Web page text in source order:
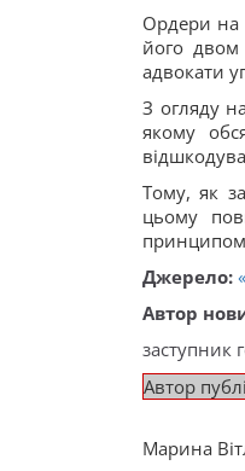
Ордери на
його двом
адвокати
З огляду
якому
Тому, як
цьому
принципом
Джерело:
Автор
заступник
Автор
Марина